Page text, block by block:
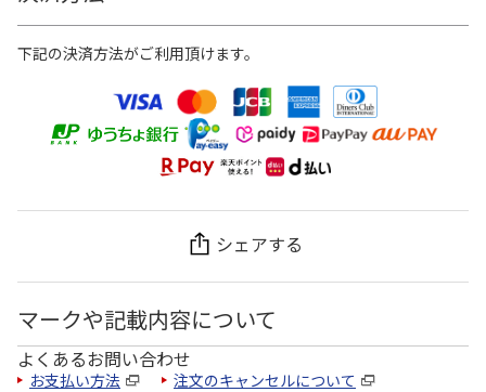
下記の決済方法がご利用頂けます。
シェアする
マークや記載内容について
よくあるお問い合わせ
お支払い方法 注文のキャンセルについて